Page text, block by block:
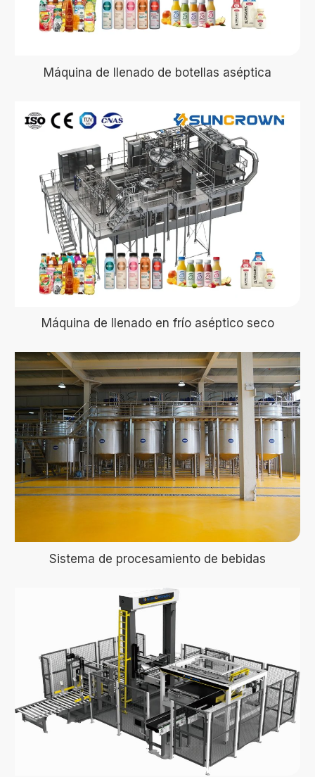
Máquina de llenado de botellas aséptica
Máquina de llenado en frío aséptico seco
Sistema de procesamiento de bebidas